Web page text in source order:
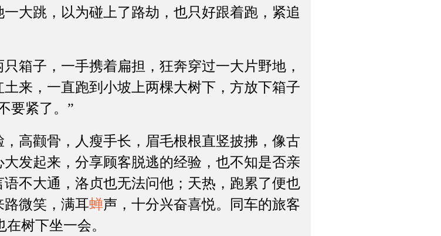
大跳，以为碰上了路劫，也只好跟着跑，紧追
子，一手携着扁担，狂奔穿过一大片野地，
来，一直跑到小坡上两棵大树下，方放下箱子
要紧了。”
颧骨，人瘦手长，眉毛根根直竖披拂，像古
发起来，分享顾客脱逃的经验，也不知是否亲
不大通，洛贞也无法问他；天热，跑累了便也
微笑，满耳蝉声，十分兴奋喜悦。同车的旅客
树下坐一会。